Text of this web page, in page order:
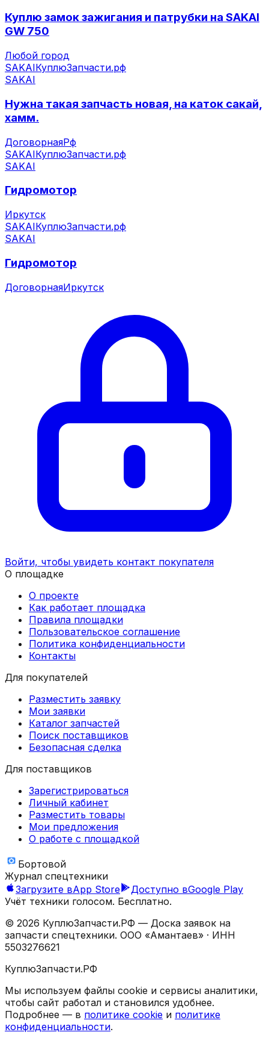
Куплю замок зажигания и патрубки на SAKAI
GW 750
Любой город
SAKAIКуплюЗапчасти.рф
SAKAI
Нужна такая запчасть новая, на каток сакай,
хамм.
ДоговорнаяРф
SAKAIКуплюЗапчасти.рф
SAKAI
Гидромотор
Иркутск
SAKAIКуплюЗапчасти.рф
SAKAI
Гидромотор
ДоговорнаяИркутск
Войти, чтобы увидеть контакт покупателя
О площадке
О проекте
Как работает площадка
Правила площадки
Пользовательское соглашение
Политика конфиденциальности
Контакты
Для покупателей
Разместить заявку
Мои заявки
Каталог запчастей
Поиск поставщиков
Безопасная сделка
Для поставщиков
Зарегистрироваться
Личный кабинет
Разместить товары
Мои предложения
О работе с площадкой
Бортовой
Журнал спецтехники
Загрузите вApp Store Доступно вGoogle Play
Учёт техники голосом. Бесплатно.
© 2026 КуплюЗапчасти.РФ — Доска заявок на
запчасти спецтехники. ООО «Амантаев» · ИНН
5503276621
КуплюЗапчасти.РФ
Мы используем файлы cookie и сервисы аналитики,
чтобы сайт работал и становился удобнее.
Подробнее — в политике cookie и политике
конфиденциальности.